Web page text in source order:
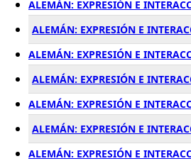
ALEMÁN: EXPRESIÓN E
ALEMÁN: EXPRESIÓN E
ALEMÁN: EXPRESIÓN E
ALEMÁN: EXPRESIÓN E
ALEMÁN: EXPRESIÓN E
ALEMÁN: EXPRESIÓN E
ALEMÁN: EXPRESIÓN E